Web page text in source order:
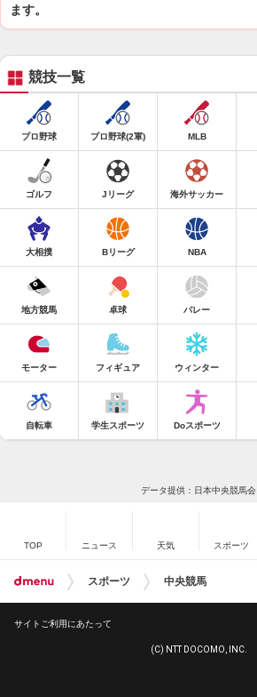
ます。
競技一覧
プロ野球 プロ野球(2軍) MLB
ゴルフ Jリーグ 海外サッカー
大相撲 Bリーグ NBA
地方競馬 卓球 バレー
モーター フィギュア ウィンター
自転車 学生スポーツ Doスポーツ
データ提供：日本中央競馬会
TOP ニュース 天気 スポーツ
スポーツ 中央競馬
サイトご利用にあたって
(C) NTT DOCOMO, INC.